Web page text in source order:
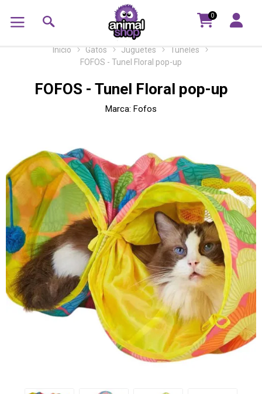
0
Inicio Gatos Juguetes
Tuneles
FOFOS - Tunel Floral pop-up
FOFOS - Tunel Floral pop-up
Marca: Fofos